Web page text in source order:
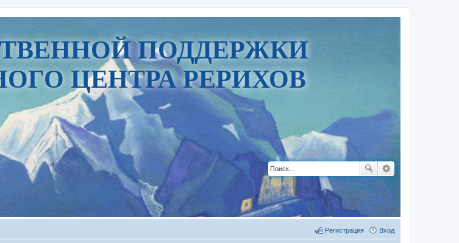
ПОДДЕРЖКИ
ЦЕНТРА РЕРИХОВ
Вход
Регистрация